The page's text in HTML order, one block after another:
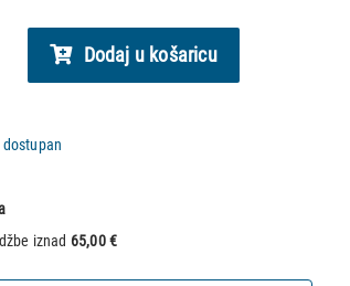
Dodaj u košaricu
iznad 65,00 €